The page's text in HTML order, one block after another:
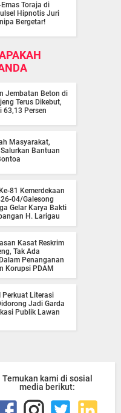
Toraja di
Hipnotis Juri
Bergetar!
Jembatan Beton di
Terus Dikebut,
63,13 Persen
Masyarakat,
Bantuan
81 Kemerdekaan
04/Galesong
Gelar Karya Bakti
H. Larigau
Kasat Reskrim
Tak Ada
Penanganan
Korupsi PDAM
Perkuat Literasi
Jadi Garda
Publik Lawan
Temukan kami di sosial
media berikut: